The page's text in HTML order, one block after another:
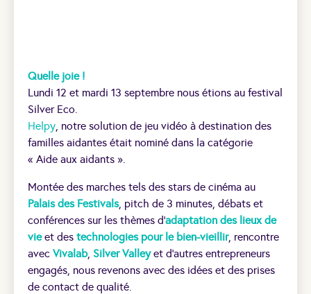
Quelle joie !
Lundi 12 et mardi 13 septembre nous étions au festival
Silver Eco.
Helpy , notre solution de jeu vidéo à destination des
familles aidantes était nominé dans la catégorie
« Aide aux aidants ».
Montée des marches tels des stars de cinéma au
Palais des Festivals, pitch de 3 minutes, débats et
conférences sur les thèmes d’adaptation des lieux de
vieet des technologies pour le bien-vieillir, rencontre
avec Vivalab, Silver Valleyet d’autres entrepreneurs
engagés, nous revenons avec des idées et des prises
de contact de qualité.